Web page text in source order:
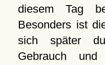
diesem Tag
Besonders ist
sich später
Gebrauch